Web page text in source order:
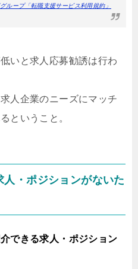
ループ「転職支援サービス利用規約」
いと求人応募勧誘は行わ
人企業のニーズにマッチ
ということ。
人・ポジションがないた
介できる求人・ポジション